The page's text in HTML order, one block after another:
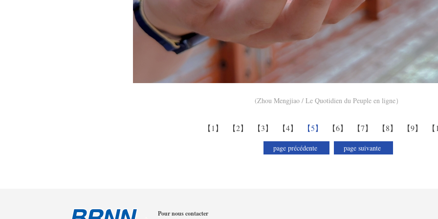
(Zhou Mengjiao / Le Quotidien du Peuple en ligne）
【1】 【2】 【3】 【4】 【5】 【6】 【7】 【8】 【9】
page précédente page suivante
Pour nous contacter